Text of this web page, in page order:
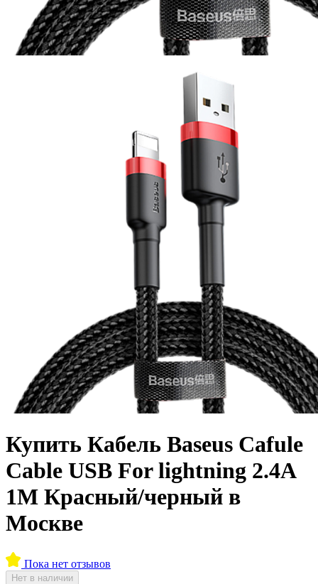
Купить Кабель Baseus Cafule
Cable USB For lightning 2.4A
1M Красный/черный в
Москве
Пока нет отзывов
Нет в наличии